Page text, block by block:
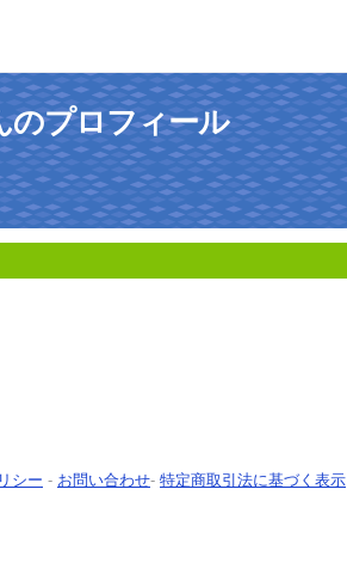
のプロフィール
シー - お問い合わせ- 特定商取引法に基づく表示